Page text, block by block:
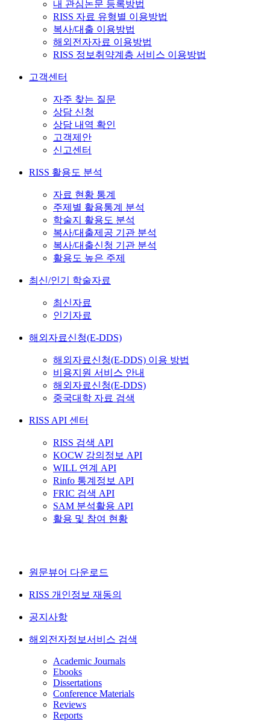
내 관심논문 등록방법
RISS 자료 유형별 이용방법
복사/대출 이용방법
해외전자자료 이용방법
RISS 정보취약계층 서비스 이용방법
고객센터
자주 찾는 질문
상담 신청
상담 내역 확인
고객제안
신고센터
RISS 활용도 분석
자료 현황 통계
주제별 활용통계 분석
학술지 활용도 분석
복사/대출제공 기관 분석
복사/대출신청 기관 분석
활용도 높은 주제
최신/인기 학술자료
최신자료
인기자료
해외자료신청(E-DDS)
해외자료신청(E-DDS) 이용 방법
비용지원 서비스 안내
해외자료신청(E-DDS)
중국대학 자료 검색
RISS API 센터
RISS 검색 API
KOCW 강의정보 API
WILL 연계 API
Rinfo 통계정보 API
FRIC 검색 API
SAM 분석활용 API
활용 및 참여 현황
원문뷰어 다운로드
RISS 개인정보 재동의
공지사항
해외전자정보서비스 검색
Academic Journals
Ebooks
Dissertations
Conference Materials
Reviews
Reports